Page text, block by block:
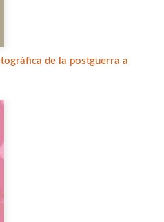
de la postguerra a